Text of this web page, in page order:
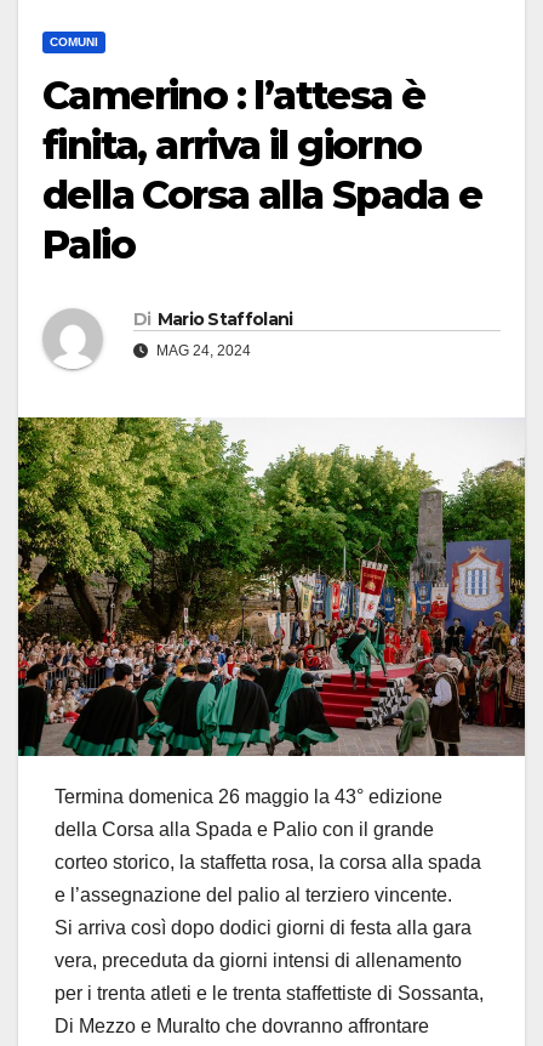
COMUNI
Camerino : l’attesa è
finita, arriva il giorno
della Corsa alla Spada e
Palio
Di Mario Staffolani
MAG 24, 2024
Termina domenica 26 maggio la 43° edizione
della Corsa alla Spada e Palio con il grande
corteo storico, la staffetta rosa, la corsa alla spada
e l’assegnazione del palio al terziero vincente.
Si arriva così dopo dodici giorni di festa alla gara
vera, preceduta da giorni intensi di allenamento
per i trenta atleti e le trenta staffettiste di Sossanta,
Di Mezzo e Muralto che dovranno affrontare